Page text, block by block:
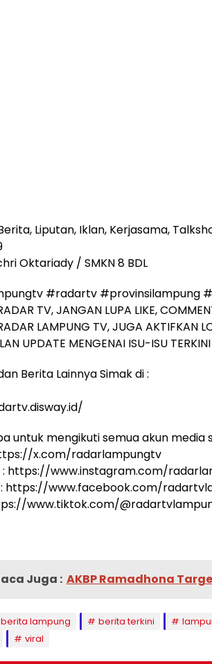
Liputan, Iklan, Kerjasama,
Oktariady / SMKN 8 BDL
#radartv #provinsilampung
TV, JANGAN LUPA LIKE,
LAMPUNG TV, JUGA AKTIFKAN
UPDATE MENGENAI ISU-ISU
Berita Lainnya Simak di :
untuk mengikuti semua akun media
x.com/radarlampungtv
: https://www.instagram.com/
https://www.facebook.com/
www.tiktok.com/
Juga : AKBP Ramadhona
berita lampung berita terkini
viral